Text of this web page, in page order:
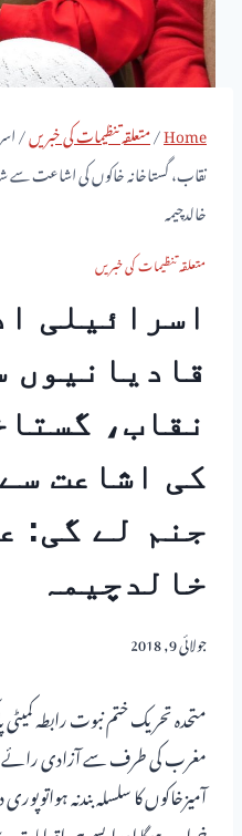
Home
/متعلقہ تنظیمات کی خبریں/
نقاب، گستاخانہ خاکوں کی اشاعت
خالدچیمہ
متعلقہ تنظیمات کی خبریں
اسرائیلی
قادیانیوں
نقاب،
کی اشاعت
جنم لے گی:
خالدچیمہ
جولائی 9, 2018
متحدہ تحریک ختم نبوت رابطہ
مغرب کی طرف سے آزادی رائے
آمیزخاکوں کا سلسلہ بندنہ